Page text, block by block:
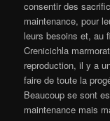
consentir des
maintenance, pour
leurs besoins et, au
Crenicichla
reproduction, il y a
faire de toute la
Beaucoup se sont
maintenance mais